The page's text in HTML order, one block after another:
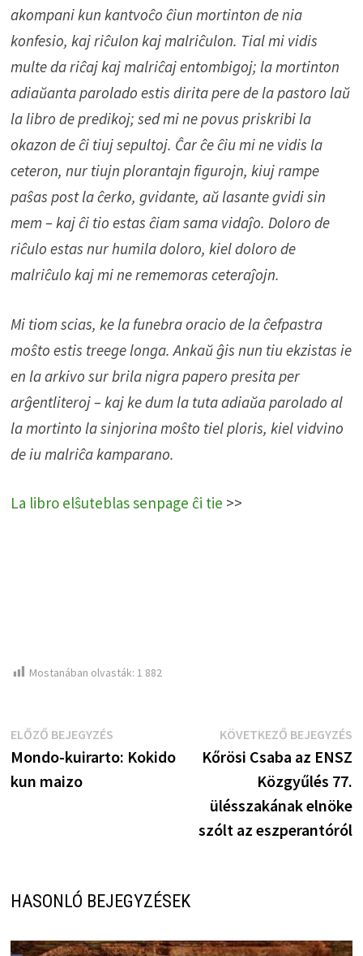
akompani kun kantvoĉo ĉiun mortinton de nia
konfesio, kaj riĉulon kaj malriĉulon. Tial mi vidis
multe da riĉaj kaj malriĉaj entombigoj; la mortinton
adiaŭanta parolado estis dirita pere de la pastoro laŭ
la libro de predikoj; sed mi ne povus priskribi la
okazon de ĉi tiuj sepultoj. Ĉar ĉe ĉiu mi ne vidis la
ceteron, nur tiujn plorantajn figurojn, kiuj rampe
paŝas post la ĉerko, gvidante, aŭ lasante gvidi sin
mem – kaj ĉi tio estas ĉiam sama vidaĵo. Doloro de
riĉulo estas nur humila doloro, kiel doloro de
malriĉulo kaj mi ne rememoras ceteraĵojn.
Mi tiom scias, ke la funebra oracio de la ĉefpastra
moŝto estis treege longa. Ankaŭ ĝis nun tiu ekzistas ie
en la arkivo sur brila nigra papero presita per
arĝentliteroj – kaj ke dum la tuta adiaŭa parolado al
la mortinto la sinjorina moŝto tiel ploris, kiel vidvino
de iu malriĉa kamparano.
La libro elŝuteblas senpage ĉi tie >>
Mostanában olvasták: 1 882
Bejegyzés
navigáció
ELŐZŐ BEJEGYZÉSElőző
bejegyzés:
Mondo-kuirarto: Kokido
kun maizo
KÖVETKEZŐ BEJEGYZÉS
Kőrösi Csaba az ENSZ
Közgyűlés 77.
ülésszakának elnöke
szólt az eszperantóról
HASONLÓ BEJEGYZÉSEK